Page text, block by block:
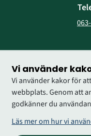
Vi använder
Vi använder kakor för
webbplats. Genom att
godkänner du
Läs mer om hur vi